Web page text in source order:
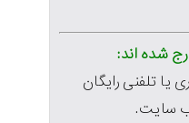
شده اند:
تلفنی رایگان
سایت.